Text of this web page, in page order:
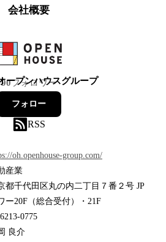
会社概要
ープンハウスグループ
90フォロワー
フォロー
RSS
oh.openhouse-group.com/
産業
都千代田区丸の内二丁目７番２号 JP
ー20F（総合受付）・21F
0775
良介